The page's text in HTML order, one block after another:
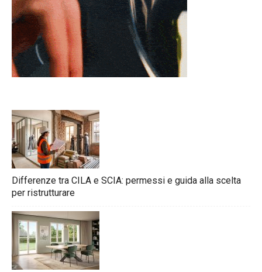
Differenze tra CILA e SCIA: permessi e guida alla scelta
per ristrutturare